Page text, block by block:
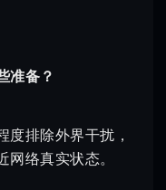
准备？
度排除外界干扰，
网络真实状态。